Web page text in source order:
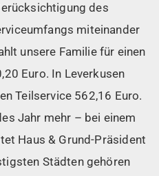
des
miteinander
unsere Familie für einen
Euro. In Leverkusen
Teilservice 562,16 Euro.
Jahr mehr – bei einem
Haus & Grund-Präsident
Städten gehören